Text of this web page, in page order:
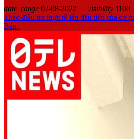
date_range 02-08-2022 visibility 1100
Theo điều tra thực tế lần đầu tiên của cơ
Bản.